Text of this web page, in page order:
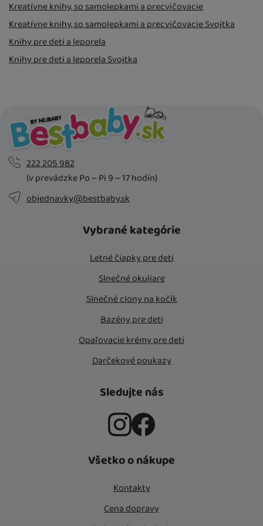
Kreatívne knihy, so samolepkami a precvičovacie
Kreatívne knihy, so samolepkami a precvičovacie Svojtka
Knihy pre deti a leporela
Knihy pre deti a leporela Svojtka
222 205 982
(v prevádzke Po – Pi 9 – 17 hodín)
objednavky@bestbaby.sk
Vybrané kategórie
Letné čiapky pre deti
Slnečné okuliare
Slnečné clony na kočík
Bazény pre deti
Opaľovacie krémy pre deti
Darčekové poukazy
Sledujte nás
Všetko o nákupe
Kontakty
Cena dopravy